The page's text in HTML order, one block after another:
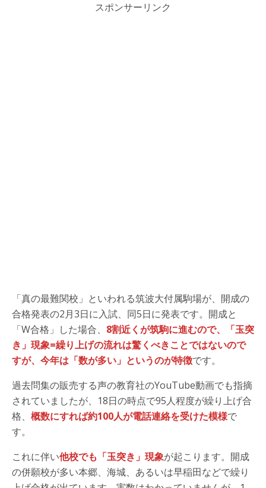
スポンサーリンク
「真の最難関校」といわれる筑波大付属駒場が、開成の
合格発表の2月3日に入試、同5日に発表です。開成と
「W合格」した場合、 8割近くが筑駒に進むので、「玉突
き」現象=繰り上げの流れは驚くべきことではないので
すが、今年は「数が多い」というのが特徴です。
過去問集の販売する声の教育社のYouTube動画でも指摘
されていましたが、18日の時点で95人程度が繰り上げ合
格、 概数にすれば約100人が電話連絡を受けた模様で
す。
これに伴い他校でも「玉突き」現象が起こります。開成
の併願校が多い本郷、海城、あるいは早稲田などで繰り